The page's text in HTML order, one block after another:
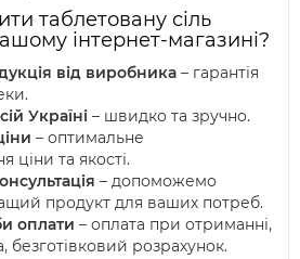
таблетовану сіль
інтернет-магазині?
від виробника – гарантія
Україні – швидко та зручно.
– оптимальне
ціни та якості.
– допоможемо
продукт для ваших потреб.
оплати – оплата при отриманні,
безготівковий розрахунок.